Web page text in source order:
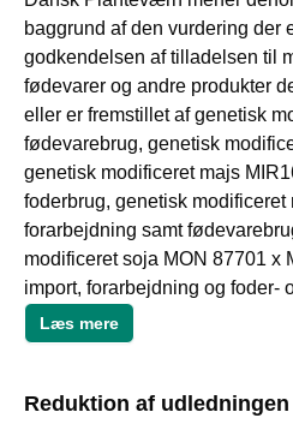
baggrund af den vurdering der
godkendelsen af tilladelsen til
fødevarer og andre produkter
eller er fremstillet af genetisk
fødevarebrug, genetisk
genetisk modificeret majs
foderbrug, genetisk modificeret
forarbejdning samt
modificeret soja MON 87701 x
import, forarbejdning og foder-
Læs mere
Reduktion af